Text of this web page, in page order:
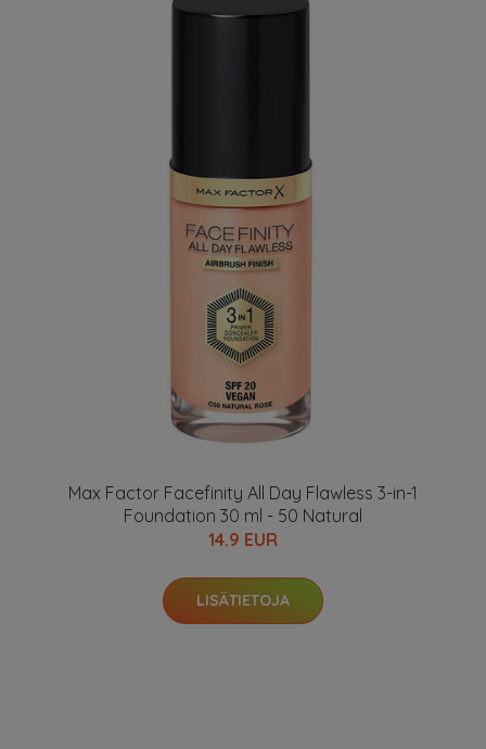
Max Factor Facefinity All Day Flawless 3-in-1
Foundation 30 ml - 50 Natural
14.9 EUR
LISÄTIETOJA